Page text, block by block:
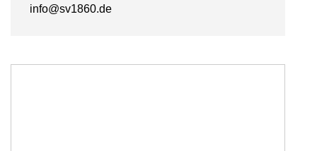
info@sv1860.de